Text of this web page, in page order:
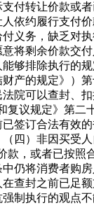
付转让价款或
依约履行支付
义务，缺乏对
将剩余价款交
够排除执行的
产的规定》）
院可以查封、
复议规定》第
签订合法有效
四）非因买受
款，或者已按
仍将消费者购
查封之前已足
制执行的观点不